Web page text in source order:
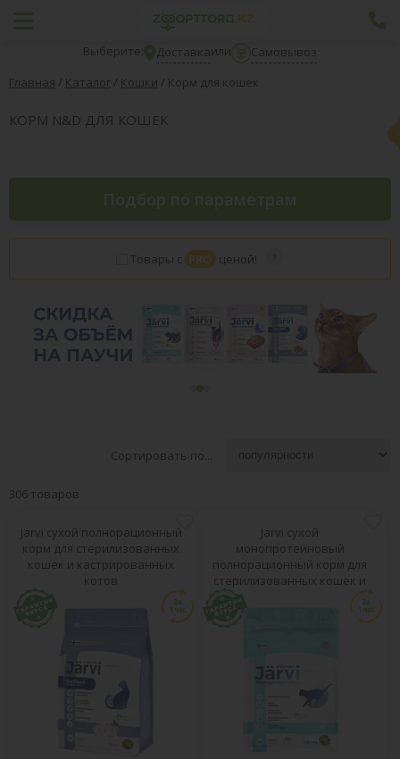
Выберите: Доставкаили
Самовывоз
Главная / Каталог / Кошки / Корм для кошек
КОРМ N&D ДЛЯ КОШЕК
Подбор по параметрам
Товары с PRO ценой!
Сортировать по...
306 товаров
Jarvi сухой полнорационный
корм для стерилизованных
кошек и кастрированных
котов
Jarvi сухой
монопротеиновый
полнорационный корм для
стерилизованных кошек и
кастрированных котов